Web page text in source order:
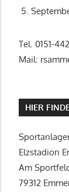
5.
Tel. 0151-
Mail:
HIER
Elzstadion
Am
79312